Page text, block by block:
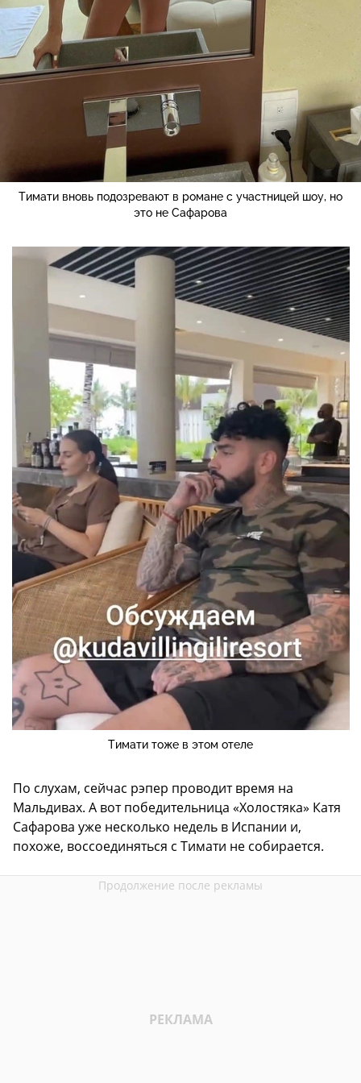
Тимати вновь подозревают в романе с участницей шоу, но
это не Сафарова
Тимати тоже в этом отеле
По слухам, сейчас рэпер проводит время на
Мальдивах. А вот победительница «Холостяка» Катя
Сафарова уже несколько недель в Испании и,
похоже, воссоединяться с Тимати не собирается.